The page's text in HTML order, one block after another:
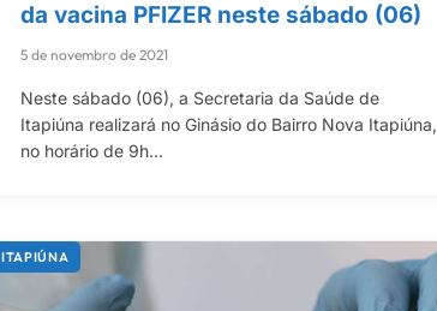
da vacina PFIZER neste sábado (06)
5 de novembro de 2021
Neste sábado (06), a Secretaria da Saúde de
Itapiúna realizará no Ginásio do Bairro Nova Itapiúna,
no horário de 9h…
ITAPIÚNA